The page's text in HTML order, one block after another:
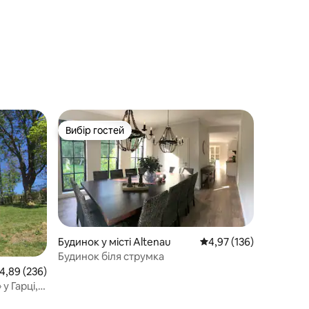
оцінка: 4,89 з 5, відгуки: 236
4,89 (236)
Гарці,
Вибір гостей
Вибір гостей
Будинок у місті Altenau Середня оцінка: 4,97
4,97 (136)
Будинок біля струмка